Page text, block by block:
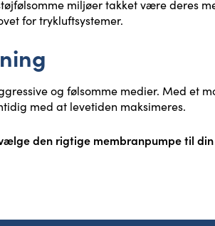
miljøer takket være deres
for trykluftsystemer.
og følsomme medier. Med et
med at levetiden maksimeres.
den rigtige membranpumpe til din